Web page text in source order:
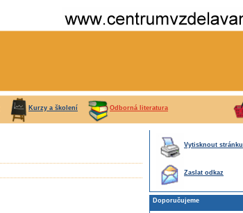
Kurzy a školení Odborná literatura
Vytisknout stránku
Zaslat odkaz
Doporučujeme